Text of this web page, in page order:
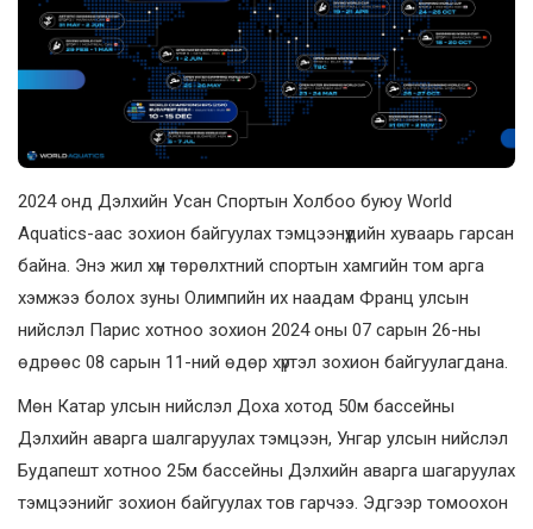
2024 онд Дэлхийн Усан Спортын Холбоо буюу World
Aquatics-аас зохион байгуулах тэмцээнүүдийн хуваарь гарсан
байна. Энэ жил хүн төрөлхтний спортын хамгийн том арга
хэмжээ болох зуны Олимпийн их наадам Франц улсын
нийслэл Парис хотноо зохион 2024 оны 07 сарын 26-ны
өдрөөс 08 сарын 11-ний өдөр хүртэл зохион байгуулагдана.
Мөн Катар улсын нийслэл Доха хотод 50м бассейны
Дэлхийн аварга шалгаруулах тэмцээн, Унгар улсын нийслэл
Будапешт хотноо 25м бассейны Дэлхийн аварга шагаруулах
тэмцээнийг зохион байгуулах тов гарчээ. Эдгээр томоохон